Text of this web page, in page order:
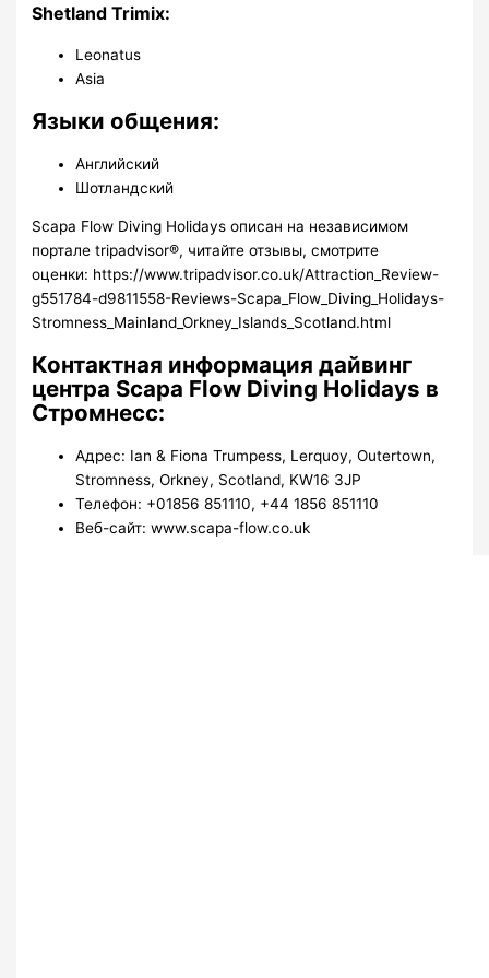
Shetland Trimix:
Leonatus
Asia
Языки общения:
Английский
Шотландский
Scapa Flow Diving Holidays описан на независимом
портале tripadvisor®, читайте отзывы, смотрите
оценки: https://www.tripadvisor.co.uk/Attraction_Review-
g551784-d9811558-Reviews-Scapa_Flow_Diving_Holidays-
Stromness_Mainland_Orkney_Islands_Scotland.html
Контактная информация дайвинг
центра Scapa Flow Diving Holidays в
Стромнесс:
Адрес: Ian & Fiona Trumpess, Lerquoy, Outertown,
Stromness, Orkney, Scotland, KW16 3JP
Телефон: +01856 851110, +44 1856 851110
Веб-сайт: www.scapa-flow.co.uk